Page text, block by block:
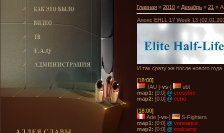
Главная » 2010 » Декабрь » 21 »
Анонс EHLL 17 Week 13
И так сразу же после нового года
[18:00]
TAU [-vs-]
ubt
map1: [0:0] @ crossfire
map2: [0:0] @ echo
[18:00]
Ade [-vs-]
S-Fighters
map1: [0:0] @ veneance
map2: [0:0] @ endcamp